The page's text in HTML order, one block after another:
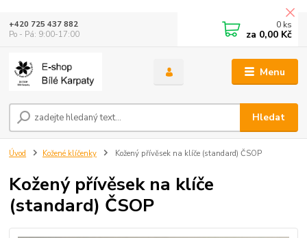
Menu
Hledat
+420 725 437 882
Po - Pá: 9:00-17:00
0 ks
za 0,00 Kč
Úvod Kožené klíčenky Kožený přívěsek na klíče (standard) ČSOP
Kožený přívěsek na klíče
(standard) ČSOP